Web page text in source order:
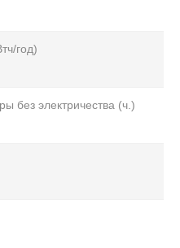
год)
без электричества (ч.)